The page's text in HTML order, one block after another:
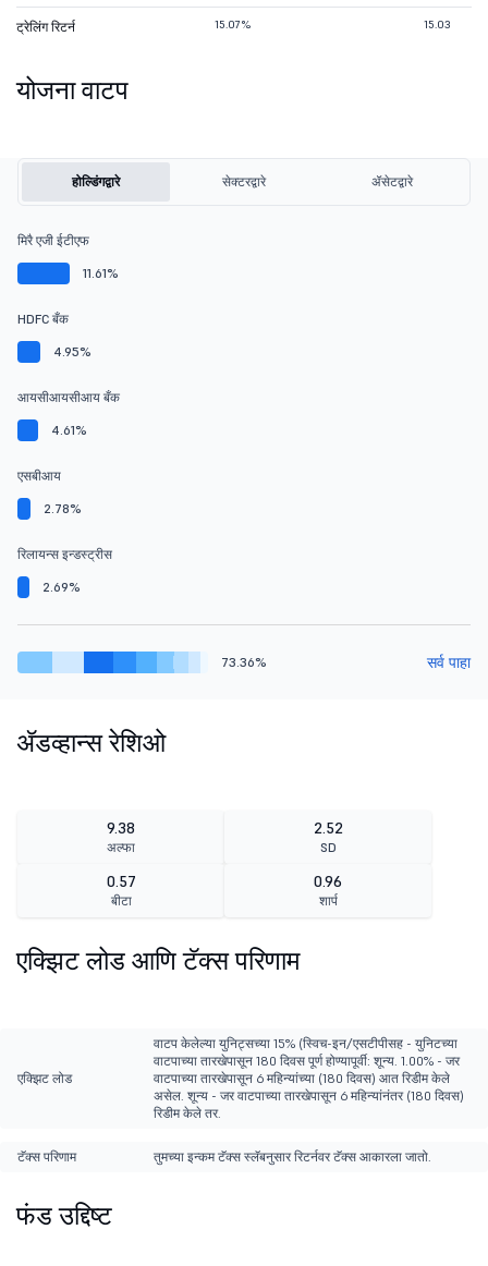
ट्रेलिंग रिटर्न 15.07% 15.03
योजना वाटप
होल्डिंगद्वारे सेक्टरद्वारे ॲसेटद्वारे
मिरै एजी ईटीएफ
11.61%
HDFC बँक
4.95%
आयसीआयसीआय बँक
4.61%
एसबीआय
2.78%
रिलायन्स इन्डस्ट्रीस
2.69%
73.36% सर्व पाहा
ॲडव्हान्स रेशिओ
9.38
अल्फा
2.52
SD
0.57
बीटा
0.96
शार्प
एक्झिट लोड आणि टॅक्स परिणाम
एक्झिट लोड
वाटप केलेल्या युनिट्सच्या 15% (स्विच-इन/एसटीपीसह - युनिटच्या
वाटपाच्या तारखेपासून 180 दिवस पूर्ण होण्यापूर्वी: शून्य. 1.00% - जर
वाटपाच्या तारखेपासून 6 महिन्यांच्या (180 दिवस) आत रिडीम केले
असेल. शून्य - जर वाटपाच्या तारखेपासून 6 महिन्यांनंतर (180 दिवस)
रिडीम केले तर.
टॅक्स परिणाम तुमच्या इन्कम टॅक्स स्लॅबनुसार रिटर्नवर टॅक्स आकारला जातो.
फंड उद्दिष्ट